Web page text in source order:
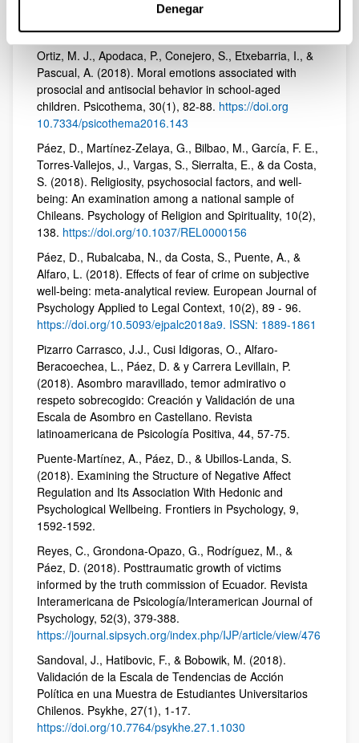
Denegar
Figures Mitigate this Effect? Revista de Psicodidáctica,
24(1) 39-45. 10.1016/j.psicod.2018. 07.001.
Ortiz, M. J., Apodaca, P., Conejero, S., Etxebarria, I., &
Pascual, A. (2018). Moral emotions associated with
prosocial and antisocial behavior in school-aged
children. Psicothema, 30(1), 82-88. https://doi.org
10.7334/psicothema2016.143
Páez, D., Martínez-Zelaya, G., Bilbao, M., García, F. E.,
Torres-Vallejos, J., Vargas, S., Sierralta, E., & da Costa,
S. (2018). Religiosity, psychosocial factors, and well-
being: An examination among a national sample of
Chileans. Psychology of Religion and Spirituality, 10(2),
138. https://doi.org/10.1037/REL0000156
Páez, D., Rubalcaba, N., da Costa, S., Puente, A., &
Alfaro, L. (2018). Effects of fear of crime on subjective
well-being: meta-analytical review. European Journal of
Psychology Applied to Legal Context, 10(2), 89 - 96.
https://doi.org/10.5093/ejpalc2018a9. ISSN: 1889-1861
Pizarro Carrasco, J.J., Cusi Idigoras, O., Alfaro-
Beracoechea, L., Páez, D. & y Carrera Levillain, P.
(2018). Asombro maravillado, temor admirativo o
respeto sobrecogido: Creación y Validación de una
Escala de Asombro en Castellano. Revista
latinoamericana de Psicología Positiva, 44, 57-75.
Puente-Martínez, A., Páez, D., & Ubillos-Landa, S.
(2018). Examining the Structure of Negative Affect
Regulation and Its Association With Hedonic and
Psychological Wellbeing. Frontiers in Psychology, 9,
1592-1592.
Reyes, C., Grondona-Opazo, G., Rodríguez, M., &
Páez, D. (2018). Posttraumatic growth of victims
informed by the truth commission of Ecuador. Revista
Interamericana de Psicología/Interamerican Journal of
Psychology, 52(3), 379-388.
https://journal.sipsych.org/index.php/IJP/article/view/476
Sandoval, J., Hatibovic, F., & Bobowik, M. (2018).
Validación de la Escala de Tendencias de Acción
Política en una Muestra de Estudiantes Universitarios
Chilenos. Psykhe, 27(1), 1-17.
https://doi.org/10.7764/psykhe.27.1.1030